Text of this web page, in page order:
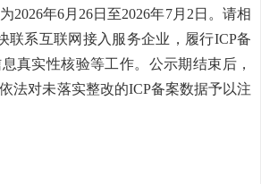
2026年6月26日至2026年7月2日。请相
联系互联网接入服务企业，履行ICP备
真实性核验等工作。公示期结束后，
法对未落实整改的ICP备案数据予以注